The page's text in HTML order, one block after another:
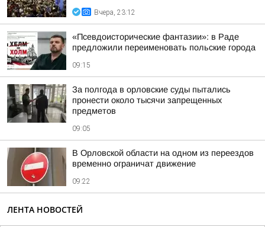
Вчера, 23:12
«Псевдоисторические фантазии»: в Раде
предложили переименовать польские города
09:15
За полгода в орловские суды пытались
пронести около тысячи запрещенных
предметов
09:05
В Орловской области на одном из переездов
временно ограничат движение
09:22
ЛЕНТА НОВОСТЕЙ